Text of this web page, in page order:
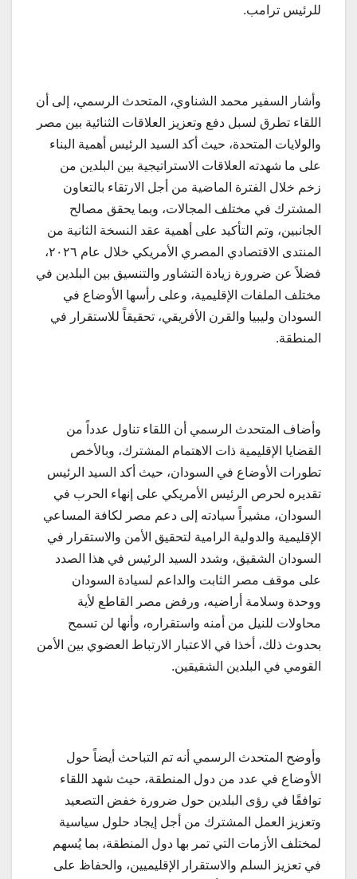
للرئيس ترامب.
وأشار السفير محمد الشناوي، المتحدث الرسمي، إلى أن
اللقاء تطرق لسبل دفع وتعزيز العلاقات الثنائية بين مصر
والولايات المتحدة، حيث أكد السيد الرئيس أهمية البناء
على ما شهدته العلاقات الاستراتيجية بين البلدين من
زخم خلال الفترة الماضية من أجل الارتقاء بالتعاون
المشترك في مختلف المجالات، وبما يحقق مصالح
الجانبين، وتم التأكيد على أهمية عقد النسخة الثانية من
المنتدى الاقتصادي المصري الأمريكي خلال عام ٢٠٢٦،
فضلاً عن ضرورة زيادة التشاور والتنسيق بين البلدين في
مختلف الملفات الإقليمية، وعلى رأسها الأوضاع في
السودان وليبيا والقرن الأفريقي، تحقيقاً للاستقرار في
المنطقة.
وأضاف المتحدث الرسمي أن اللقاء تناول عدداً من
القضايا الإقليمية ذات الاهتمام المشترك، وبالأخص
تطورات الأوضاع في السودان، حيث أكد السيد الرئيس
تقديره لحرص الرئيس الأمريكي على إنهاء الحرب في
السودان، مشيراً سيادته إلى دعم مصر لكافة المساعي
الإقليمية والدولية الرامية لتحقيق الأمن والاستقرار في
السودان الشقيق، وشدد السيد الرئيس في هذا الصدد
على موقف مصر الثابت والداعم لسيادة السودان
ووحدة وسلامة أراضيه، ورفض مصر القاطع لأية
محاولات للنيل من أمنه واستقراره، وأنها لن تسمح
بحدوث ذلك، أخذا في الاعتبار الارتباط العضوي بين الأمن
القومي في البلدين الشقيقين.
وأوضح المتحدث الرسمي أنه تم التباحث أيضاً حول
الأوضاع في عدد من دول المنطقة، حيث شهد اللقاء
توافقًا في رؤى البلدين حول ضرورة خفض التصعيد
وتعزيز العمل المشترك من أجل إيجاد حلول سياسية
لمختلف الأزمات التي تمر بها دول المنطقة، بما يُسهم
في تعزيز السلم والاستقرار الإقليميين، والحفاظ على